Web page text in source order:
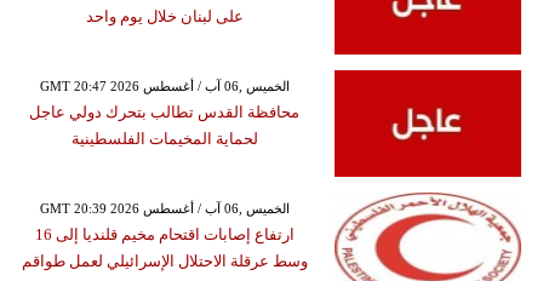
على لبنان خلال يوم واحد
GMT 20:47 2026 الخميس ,06 آب / أغسطس
محافظة القدس تطالب بتحرك دولي عاجل
لحماية المخيمات الفلسطينية
GMT 20:39 2026 الخميس ,06 آب / أغسطس
ارتفاع إصابات اقتحام مخيم قلنديا إلى 16
وسط عرقلة الاحتلال الإسرائيلي لعمل طواقم